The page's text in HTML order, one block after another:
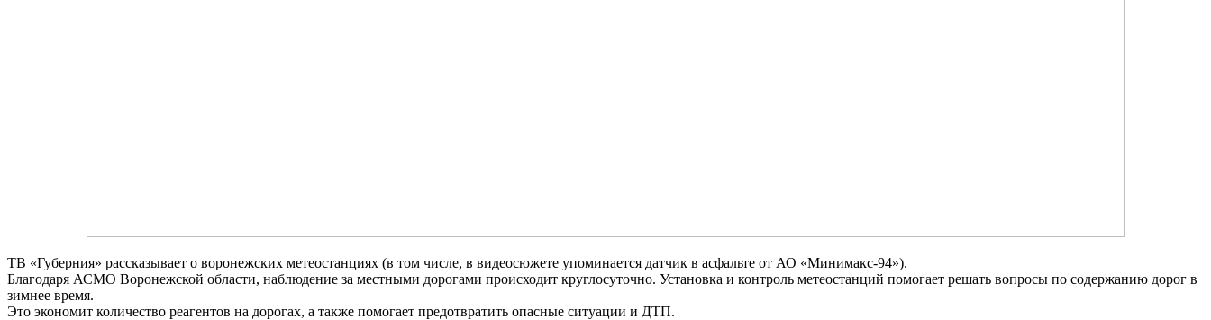
ТВ «Губерния» рассказывает о воронежских метеостанциях (в том числе, в видеосюжете упоминается датчик в асфальте от АО «Минимакс-94»).
Благодаря АСМО Воронежской области, наблюдение за местными дорогами происходит круглосуточно. Установка и контроль метеостанций помогает решать вопросы по содержанию дорог в
зимнее время.
Это экономит количество реагентов на дорогах, а также помогает предотвратить опасные ситуации и ДТП.